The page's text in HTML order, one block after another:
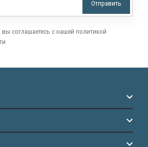
соглашаетесь с нашей политикой